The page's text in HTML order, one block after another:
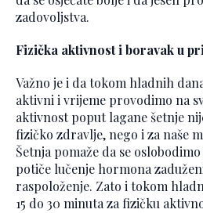
zadovoljstva.
Fizička aktivnost i boravak u
Važno je i da tokom hladnih
aktivni i vrijeme provodimo na
aktivnost poput lagane šetnje
fizičko zdravlje, nego i za naše
Šetnja pomaže da se
potiče lučenje hormona
raspoloženje. Zato i tokom
15 do 30 minuta za fizičku